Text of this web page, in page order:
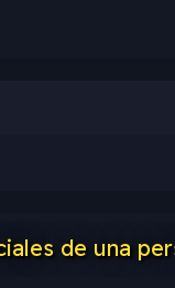
de una